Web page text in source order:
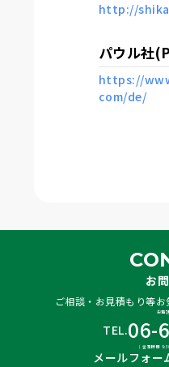
http://
パウル社
https://
com/de/
お
ご相談・お見積もり等お
お電
TEL.06-
( 営業時間
メールフォー